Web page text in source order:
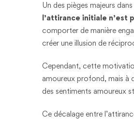
Un des pièges majeurs
l’attirance initiale n’est
comporter de manière
créer une illusion de
Cependant, cette
amoureux profond, mais à
des sentiments amoureux
Ce décalage entre